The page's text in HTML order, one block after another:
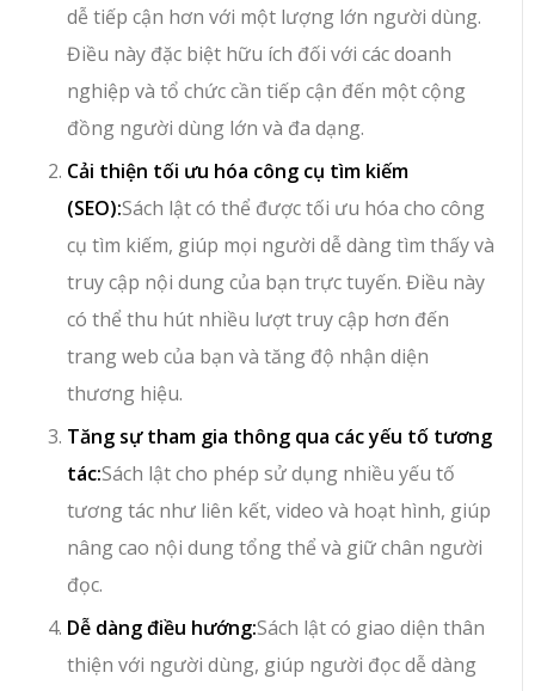
dễ tiếp cận hơn với một lượng lớn người dùng.
Điều này đặc biệt hữu ích đối với các doanh
nghiệp và tổ chức cần tiếp cận đến một cộng
đồng người dùng lớn và đa dạng.
Cải thiện tối ưu hóa công cụ tìm kiếm
(SEO):Sách lật có thể được tối ưu hóa cho công
cụ tìm kiếm, giúp mọi người dễ dàng tìm thấy và
truy cập nội dung của bạn trực tuyến. Điều này
có thể thu hút nhiều lượt truy cập hơn đến
trang web của bạn và tăng độ nhận diện
thương hiệu.
Tăng sự tham gia thông qua các yếu tố tương
tác:Sách lật cho phép sử dụng nhiều yếu tố
tương tác như liên kết, video và hoạt hình, giúp
nâng cao nội dung tổng thể và giữ chân người
đọc.
Dễ dàng điều hướng:Sách lật có giao diện thân
thiện với người dùng, giúp người đọc dễ dàng